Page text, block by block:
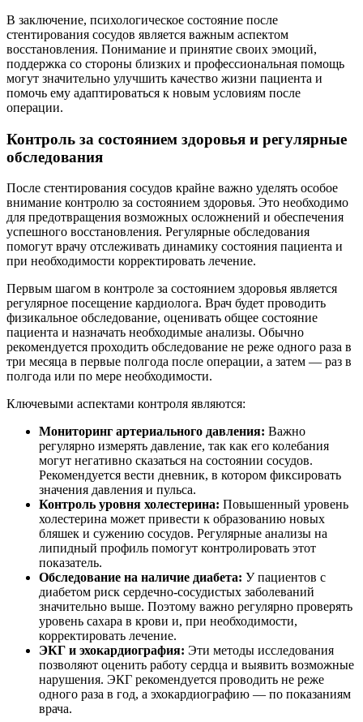
В заключение, психологическое состояние после
стентирования сосудов является важным аспектом
восстановления. Понимание и принятие своих эмоций,
поддержка со стороны близких и профессиональная помощь
могут значительно улучшить качество жизни пациента и
помочь ему адаптироваться к новым условиям после
операции.
Контроль за состоянием здоровья и регулярные
обследования
После стентирования сосудов крайне важно уделять особое
внимание контролю за состоянием здоровья. Это необходимо
для предотвращения возможных осложнений и обеспечения
успешного восстановления. Регулярные обследования
помогут врачу отслеживать динамику состояния пациента и
при необходимости корректировать лечение.
Первым шагом в контроле за состоянием здоровья является
регулярное посещение кардиолога. Врач будет проводить
физикальное обследование, оценивать общее состояние
пациента и назначать необходимые анализы. Обычно
рекомендуется проходить обследование не реже одного раза в
три месяца в первые полгода после операции, а затем — раз в
полгода или по мере необходимости.
Ключевыми аспектами контроля являются:
Мониторинг артериального давления: Важно
регулярно измерять давление, так как его колебания
могут негативно сказаться на состоянии сосудов.
Рекомендуется вести дневник, в котором фиксировать
значения давления и пульса.
Контроль уровня холестерина: Повышенный уровень
холестерина может привести к образованию новых
бляшек и сужению сосудов. Регулярные анализы на
липидный профиль помогут контролировать этот
показатель.
Обследование на наличие диабета: У пациентов с
диабетом риск сердечно-сосудистых заболеваний
значительно выше. Поэтому важно регулярно проверять
уровень сахара в крови и, при необходимости,
корректировать лечение.
ЭКГ и эхокардиография: Эти методы исследования
позволяют оценить работу сердца и выявить возможные
нарушения. ЭКГ рекомендуется проводить не реже
одного раза в год, а эхокардиографию — по показаниям
врача.